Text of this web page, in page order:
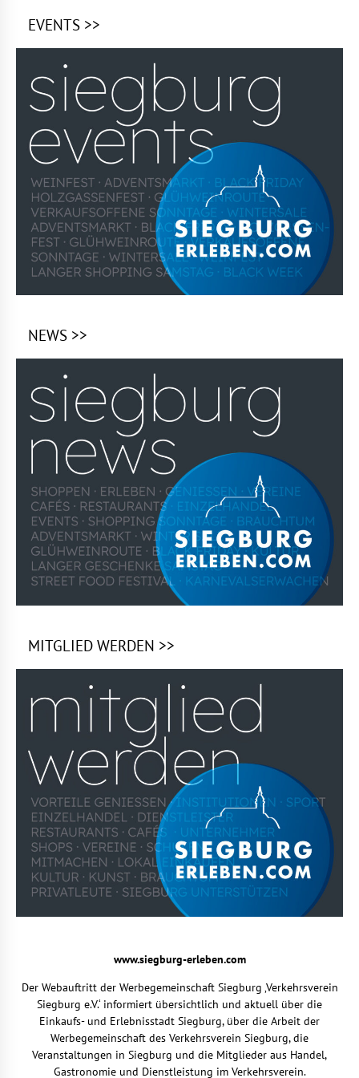
EVENTS >>
NEWS >>
MITGLIED WERDEN >>
www.siegburg-erleben.com
Der Webauftritt der Werbegemeinschaft Siegburg ‚Verkehrsverein
Siegburg e.V.‘ informiert übersichtlich und aktuell über die
Einkaufs- und Erlebnisstadt Siegburg, über die Arbeit der
Werbegemeinschaft des Verkehrsverein Siegburg, die
Veranstaltungen in Siegburg und die Mitglieder aus Handel,
Gastronomie und Dienstleistung im Verkehrsverein.